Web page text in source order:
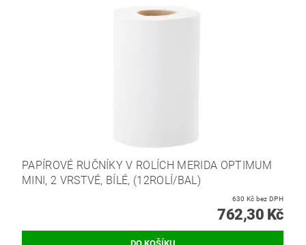
PAPÍROVÉ RUČNÍKY V ROLÍCH MERIDA OPTIMUM
MINI, 2 VRSTVÉ, BÍLÉ, (12ROLÍ/BAL)
630 Kč bez DPH
762,30 Kč